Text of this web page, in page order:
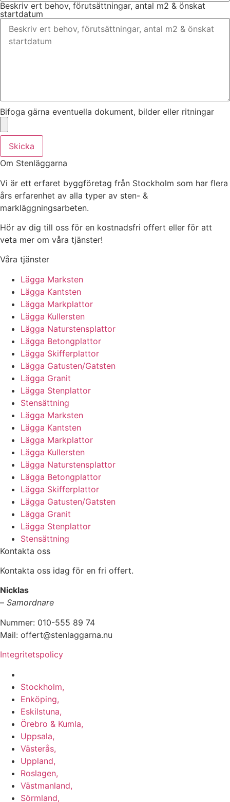
Beskriv ert behov, förutsättningar, antal m2 & önskat
startdatum
Bifoga gärna eventuella dokument, bilder eller ritningar
Skicka
Om Stenläggarna
Vi är ett erfaret byggföretag från Stockholm som har flera
års erfarenhet av alla typer av sten- &
markläggningsarbeten.
Hör av dig till oss för en kostnadsfri offert eller för att
veta mer om våra tjänster!
Våra tjänster
Lägga Marksten
Lägga Kantsten
Lägga Markplattor
Lägga Kullersten
Lägga Naturstensplattor
Lägga Betongplattor
Lägga Skifferplattor
Lägga Gatusten/Gatsten
Lägga Granit
Lägga Stenplattor
Stensättning
Lägga Marksten
Lägga Kantsten
Lägga Markplattor
Lägga Kullersten
Lägga Naturstensplattor
Lägga Betongplattor
Lägga Skifferplattor
Lägga Gatusten/Gatsten
Lägga Granit
Lägga Stenplattor
Stensättning
Kontakta oss
Kontakta oss idag för en fri offert.
Nicklas
– Samordnare
Nummer: 010-555 89 74
Mail: offert@stenlaggarna.nu
Integritetspolicy
Stockholm,
Enköping,
Eskilstuna,
Örebro & Kumla,
Uppsala,
Västerås,
Uppland,
Roslagen,
Västmanland,
Sörmland,